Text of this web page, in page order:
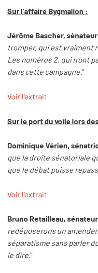
Sur l'affaire Bygmalion :
Jérôme Bascher, sénateur
tromper, qui est vraiment
Les numéros 2, qui n'ont
dans cette campagne."
Voir l'extrait
Sur le port du voile lors
Dominique Vérien,
que la droite sénatoriale
que le débat puisse
Voir l'extrait
Bruno Retailleau,
redéposerons un
séparatisme sans parler
le dire."